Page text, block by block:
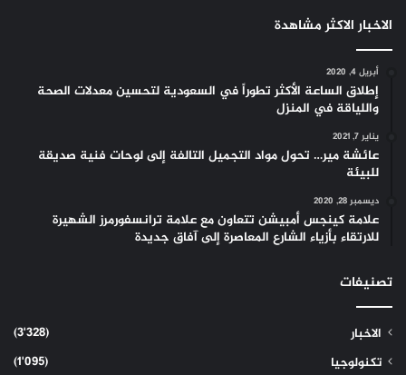
الاخبار الاكثر مشاهدة
أبريل 4, 2020
إطلاق الساعة الأكثر تطوراً في السعودية لتحسين معدلات الصحة
واللياقة في المنزل
يناير 7, 2021
عائشة مير… تحول مواد التجميل التالفة إلى لوحات فنية صديقة
للبيئة
ديسمبر 28, 2020
علامة كينجس أمبيشن تتعاون مع علامة ترانسفورمرز الشهيرة
للارتقاء بأزياء الشارع المعاصرة إلى آفاق جديدة
تصنيفات
الاخبار
(3٬328)
تكنولوجيا
(1٬095)